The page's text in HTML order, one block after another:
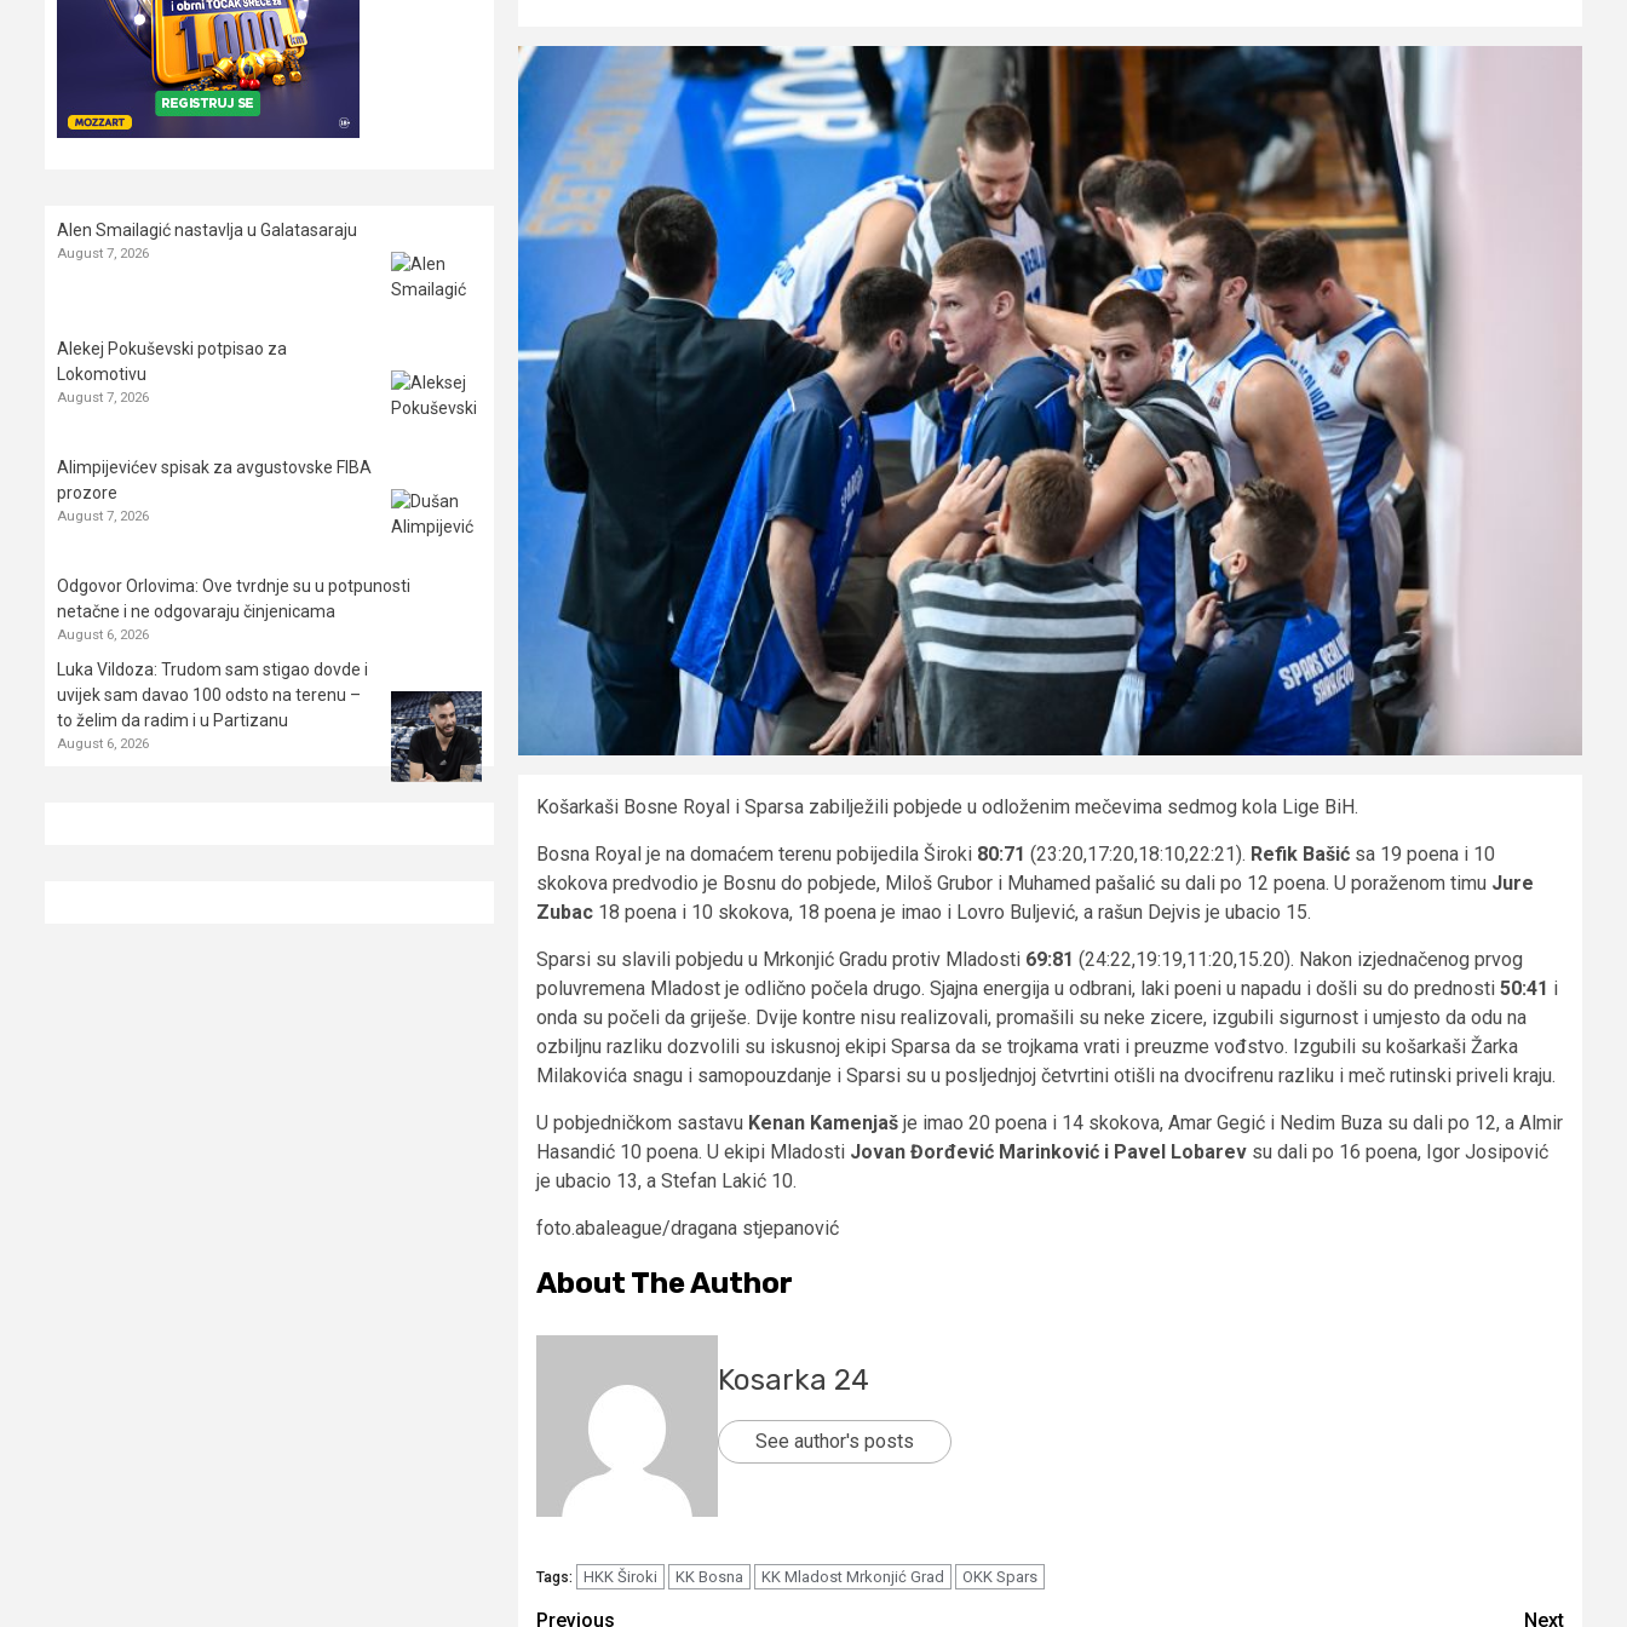
Košarkaši Bosne Royal i Sparsa zabilježili pobjede u odloženim mečevima sedmog kola Lige BiH.
Bosna Royal je na domaćem terenu pobijedila Široki 80:71 (23:20,17:20,18:10,22:21). Refik Bašić sa 19 poena i 10
skokova predvodio je Bosnu do pobjede, Miloš Grubor i Muhamed pašalić su dali po 12 poena. U poraženom timu Jure
Zubac 18 poena i 10 skokova, 18 poena je imao i Lovro Buljević, a rašun Dejvis je ubacio 15.
Sparsi su slavili pobjedu u Mrkonjić Gradu protiv Mladosti 69:81 (24:22,19:19,11:20,15.20). Nakon izjednačenog prvog
poluvremena Mladost je odlično počela drugo. Sjajna energija u odbrani, laki poeni u napadu i došli su do prednosti 50:41 i
onda su počeli da griješe. Dvije kontre nisu realizovali, promašili su neke zicere, izgubili sigurnost i umjesto da odu na
ozbiljnu razliku dozvolili su iskusnoj ekipi Sparsa da se trojkama vrati i preuzme vođstvo. Izgubili su košarkaši Žarka
Milakovića snagu i samopouzdanje i Sparsi su u posljednjoj četvrtini otišli na dvocifrenu razliku i meč rutinski priveli kraju.
U pobjedničkom sastavu Kenan Kamenjaš je imao 20 poena i 14 skokova, Amar Gegić i Nedim Buza su dali po 12, a Almir
Hasandić 10 poena. U ekipi Mladosti Jovan Đorđević Marinković i Pavel Lobarev su dali po 16 poena, Igor Josipović
je ubacio 13, a Stefan Lakić 10.
foto.abaleague/dragana stjepanović
About The Author
Kosarka 24
See author's posts
Tags: HKK Široki KK Bosna KK Mladost Mrkonjić Grad OKK Spars
Previous Next
Alen Smailagić nastavlja u Galatasaraju
August 7, 2026
Alekej Pokuševski potpisao za
Lokomotivu
August 7, 2026
Alimpijevićev spisak za avgustovske FIBA
prozore
August 7, 2026
Odgovor Orlovima: ​Ove tvrdnje su u potpunosti
netačne i ne odgovaraju činjenicama
August 6, 2026
Luka Vildoza: Trudom sam stigao dovde i
uvijek sam davao 100 odsto na terenu –
to želim da radim i u Partizanu
August 6, 2026